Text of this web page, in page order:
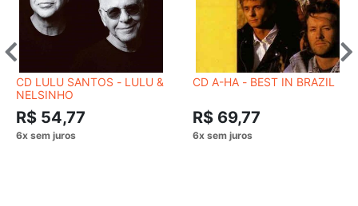
CD LULU SANTOS - LULU &
NELSINHO
R$ 54,77
CD A-HA - BEST IN BRAZIL
R$ 69,77